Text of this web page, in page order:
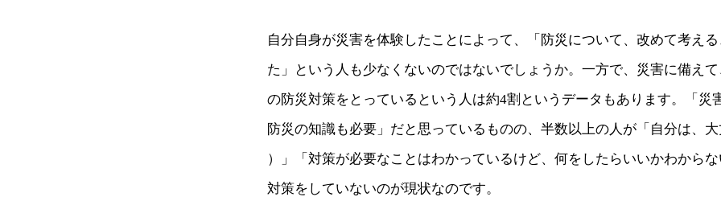
自分自身が災害を体験したことによって、「防災について、改めて考え
た」という人も少なくないのではないでしょうか。一方で、災害に備え
の防災対策をとっているという人は約4割というデータもあります。「災
防災の知識も必要」だと思っているものの、半数以上の人が「自分は、
）」「対策が必要なことはわかっているけど、何をしたらいいかわから
対策をしていないのが現状なのです。